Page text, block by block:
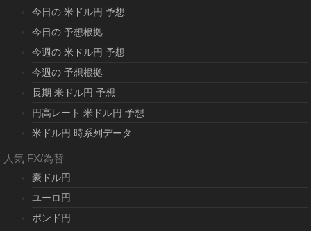
今日の 米ドル円 予想
今日の 予想根拠
今週の 米ドル円 予想
今週の 予想根拠
長期 米ドル円 予想
円高レート 米ドル円 予想
米ドル円 時系列データ
人気 FX/為替
豪ドル円
ユーロ円
ポンド円